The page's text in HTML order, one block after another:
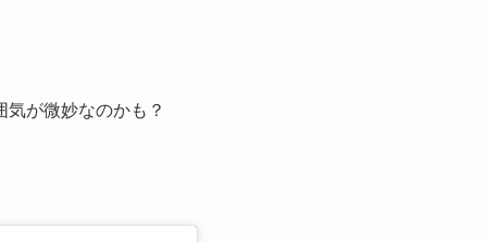
が微妙なのかも？